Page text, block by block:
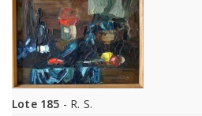
Lote 185 - R. S.